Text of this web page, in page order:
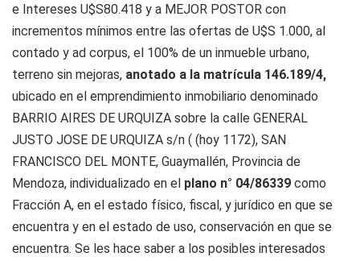
e Intereses U$S80.418 y a MEJOR POSTOR con
incrementos mínimos entre las ofertas de U$S 1.000, al
contado y ad corpus, el 100% de un inmueble urbano,
terreno sin mejoras, anotado a la matrícula 146.189/4,
ubicado en el emprendimiento inmobiliario denominado
BARRIO AIRES DE URQUIZA sobre la calle GENERAL
JUSTO JOSE DE URQUIZA s/n ( (hoy 1172), SAN
FRANCISCO DEL MONTE, Guaymallén, Provincia de
Mendoza, individualizado en el plano n° 04/86339 como
Fracción A, en el estado físico, fiscal, y jurídico en que se
encuentra y en el estado de uso, conservación en que se
encuentra. Se les hace saber a los posibles interesados